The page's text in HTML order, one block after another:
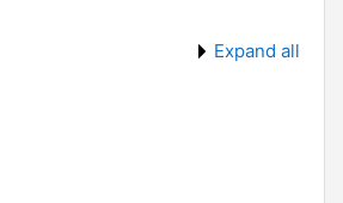
Expand all